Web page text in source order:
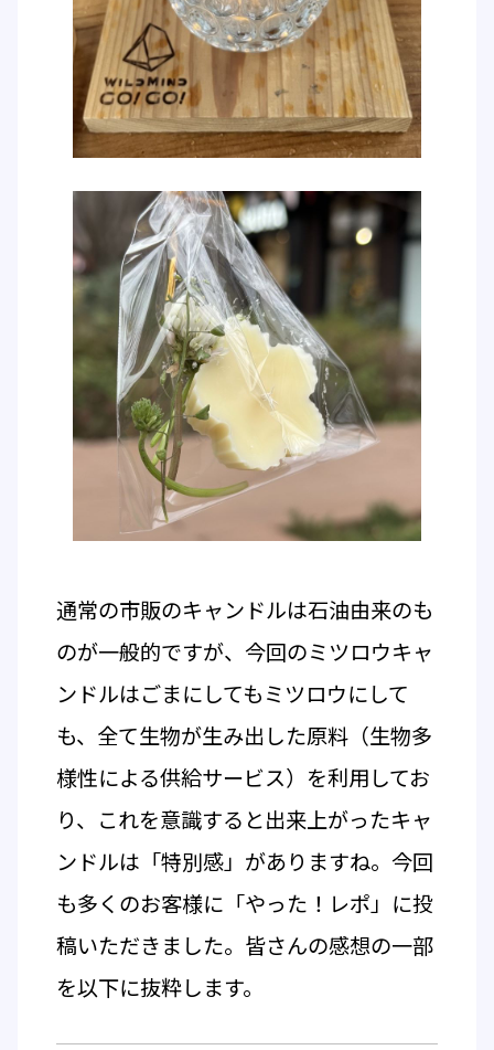
通常の市販のキャンドルは石油由来のも
のが一般的ですが、今回のミツロウキャ
ンドルはごまにしてもミツロウにして
も、全て生物が生み出した原料（生物多
様性による供給サービス）を利用してお
り、これを意識すると出来上がったキャ
ンドルは「特別感」がありますね。今回
も多くのお客様に「やった！レポ」に投
稿いただきました。皆さんの感想の一部
を以下に抜粋します。